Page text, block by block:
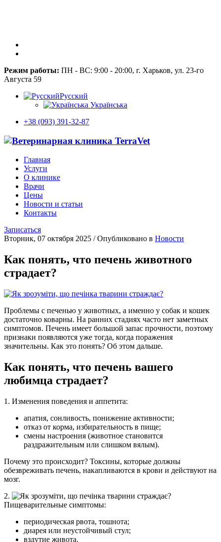
Режим работы: ПН - ВС: 9:00 - 20:00, г. Харьков, ул. 23-го
Августа 59
Русский
Українська
+38 (093) 391-32-87
Главная
Услуги
О клинике
Врачи
Цены
Новости и статьи
Контакты
Записаться
Вторник, 07 октября 2025 /Опубликовано в Новости
Как понять, что печень животного
страдает?
Проблемы с печенью у животных, а именно у собак и кошек
достаточно коварны. На ранних стадиях часто нет заметных
симптомов. Печень имеет большой запас прочности, поэтому
признаки появляются уже тогда, когда поражения
значительны. Как это понять? Об этом дальше.
Как понять, что печень вашего
любимца страдает?
1. Изменения поведения и аппетита:
апатия, сонливость, понижение активности;
отказ от корма, избирательность в пище;
смены настроения (животное становится
раздражительным или слишком вялым).
Почему это происходит? Токсины, которые должны
обезвреживать печень, накапливаются в крови и действуют на
мозг.
2.
Пищеварительные симптомы:
периодическая рвота, тошнота;
диарея или неустойчивый стул;
вздутие живота.